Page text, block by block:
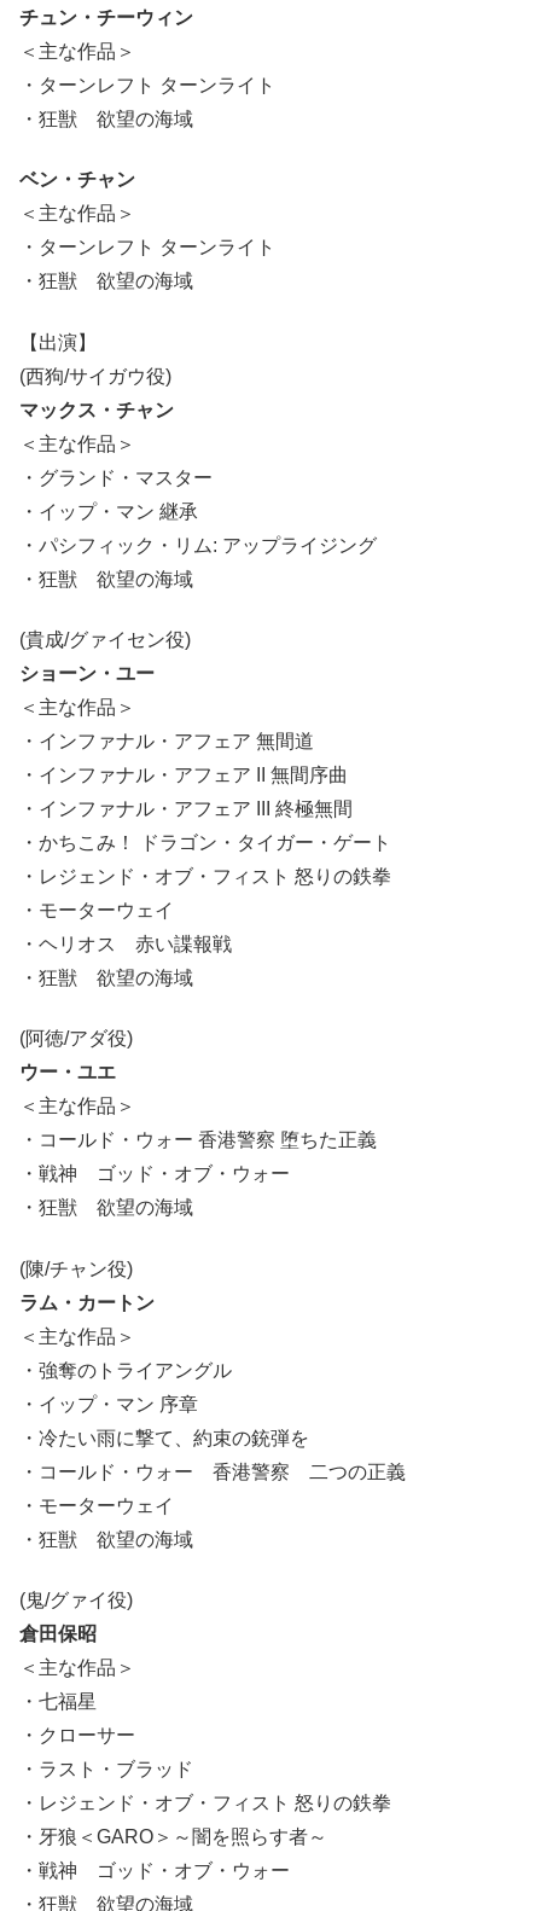
チュン・チーウィン
＜主な作品＞
・ターンレフト ターンライト
・狂獣 欲望の海域
ベン・チャン
＜主な作品＞
・ターンレフト ターンライト
・狂獣 欲望の海域
【出演】
(西狗/サイガウ役)
マックス・チャン
＜主な作品＞
・グランド・マスター
・イップ・マン 継承
・パシフィック・リム: アップライジング
・狂獣 欲望の海域
(貴成/グァイセン役)
ショーン・ユー
＜主な作品＞
・インファナル・アフェア 無間道
・インファナル・アフェア II 無間序曲
・インファナル・アフェア III 終極無間
・かちこみ！ ドラゴン・タイガー・ゲート
・レジェンド・オブ・フィスト 怒りの鉄拳
・モーターウェイ
・ヘリオス 赤い諜報戦
・狂獣 欲望の海域
(阿徳/アダ役)
ウー・ユエ
＜主な作品＞
・コールド・ウォー 香港警察 堕ちた正義
・戦神 ゴッド・オブ・ウォー
・狂獣 欲望の海域
(陳/チャン役)
ラム・カートン
＜主な作品＞
・強奪のトライアングル
・イップ・マン 序章
・冷たい雨に撃て、約束の銃弾を
・コールド・ウォー 香港警察 二つの正義
・モーターウェイ
・狂獣 欲望の海域
(鬼/グァイ役)
倉田保昭
＜主な作品＞
・七福星
・クローサー
・ラスト・ブラッド
・レジェンド・オブ・フィスト 怒りの鉄拳
・牙狼＜GARO＞～闇を照らす者～
・戦神 ゴッド・オブ・ウォー
・狂獣 欲望の海域